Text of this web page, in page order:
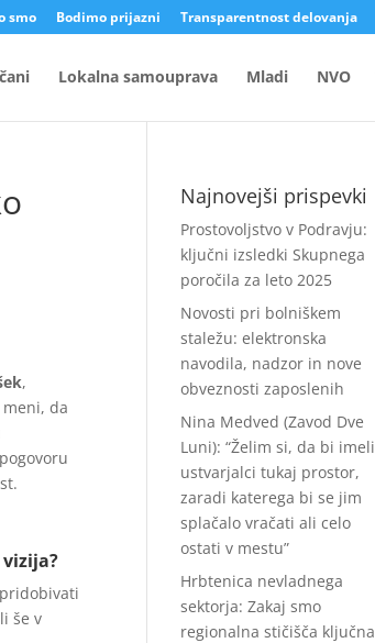
smo Bodimo prijazni Transparentnost delovanja
Lokalna samouprava Mladi NVO
,
da
še v
Najnovejši prispevki
Prostovoljstvo v Podravju:
ključni izsledki Skupnega
poročila za leto 2025
Novosti pri bolniškem
staležu: elektronska
navodila, nadzor in nove
obveznosti zaposlenih
Nina Medved (Zavod Dve
Luni): “Želim si, da bi imeli
ustvarjalci tukaj prostor,
zaradi katerega bi se jim
splačalo vračati ali celo
ostati v mestu”
Hrbtenica nevladnega
sektorja: Zakaj smo
regionalna stičišča ključna